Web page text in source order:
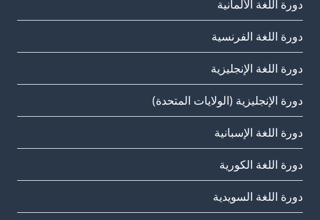
دورة اللغة الألمانية
دورة اللغة الفرنسية
دورة اللغة الإنجليزية
دورة الإنجليزية (الولايات المتحدة)
دورة اللغة الإسبانية
دورة اللغة الكورية
دورة اللغة السويدية